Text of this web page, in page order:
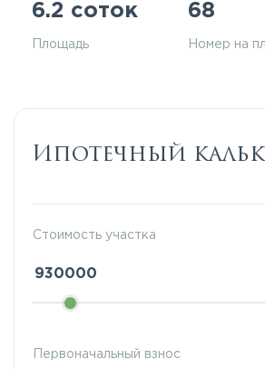
6.2 соток
Площадь
68
Номер на
Ипотечный
Стоимость участка
Первоначальный взнос